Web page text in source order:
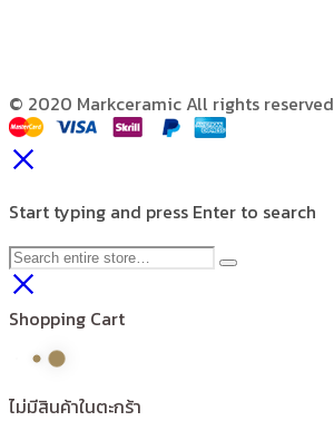
© 2020 Markceramic All rights reserved
Start typing and press Enter to search
Shopping Cart
ไม่มีสินค้าในตะกร้า